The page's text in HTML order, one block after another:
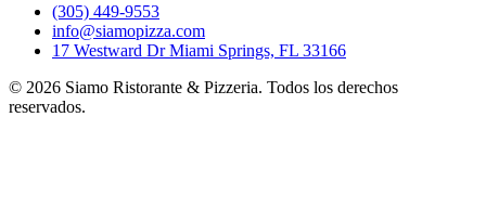
(305) 449-9553
info@siamopizza.com
17 Westward Dr Miami Springs, FL 33166
© 2026 Siamo Ristorante & Pizzeria. Todos los derechos
reservados.